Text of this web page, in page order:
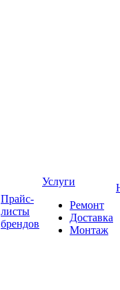
Прайс-
листы
брендов
Услуги
Ремонт
Доставка
Монтаж